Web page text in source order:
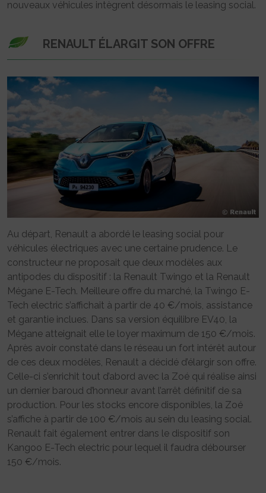
nouveaux véhicules intègrent désormais le leasing social.
RENAULT ÉLARGIT SON OFFRE
Au départ, Renault a abordé le leasing social pour
véhicules électriques avec une certaine prudence. Le
constructeur ne proposait que deux modèles aux
antipodes du dispositif : la Renault Twingo et la Renault
Mégane E-Tech. Meilleure offre du marché, la Twingo E-
Tech electric s’affichait à partir de 40 €/mois, assistance
et garantie inclues. Dans sa version équilibre EV40, la
Mégane atteignait elle le loyer maximum de 150 €/mois.
Après avoir constaté dans le réseau un fort intérêt autour
de ces deux modèles, Renault a décidé d’élargir son offre.
Celle-ci s’enrichit tout d’abord avec la Zoé qui réalise ainsi
un dernier baroud d’honneur avant l’arrêt définitif de sa
production. Pour les stocks encore disponibles, la Zoé
s’affiche à partir de 100 €/mois au sein du leasing social.
Renault fait également entrer dans le dispositif son
Kangoo E-Tech electric pour lequel il faudra débourser
150 €/mois.